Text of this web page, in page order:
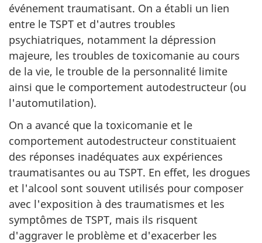
événement traumatisant. On a établi un lien
entre le TSPT et d'autres troubles
psychiatriques, notamment la dépression
majeure, les troubles de toxicomanie au cours
de la vie, le trouble de la personnalité limite
ainsi que le comportement autodestructeur (ou
l'automutilation).
On a avancé que la toxicomanie et le
comportement autodestructeur constituaient
des réponses inadéquates aux expériences
traumatisantes ou au TSPT. En effet, les drogues
et l'alcool sont souvent utilisés pour composer
avec l'exposition à des traumatismes et les
symptômes de TSPT, mais ils risquent
d'aggraver le problème et d'exacerber les